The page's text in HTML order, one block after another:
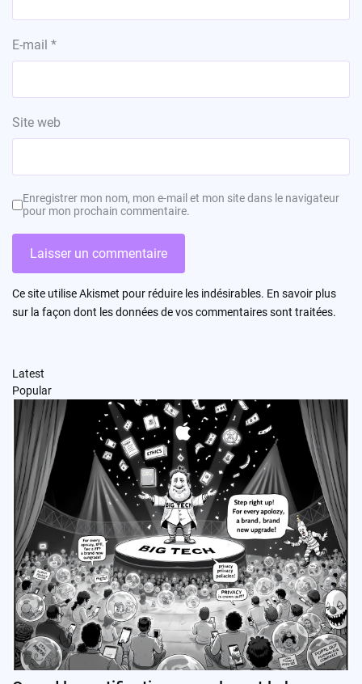
E-mail *
Site web
Enregistrer mon nom, mon e-mail et mon site dans le navigateur
pour mon prochain commentaire.
Ce site utilise Akismet pour réduire les indésirables. En savoir plus
sur la façon dont les données de vos commentaires sont traitées.
Latest
Popular